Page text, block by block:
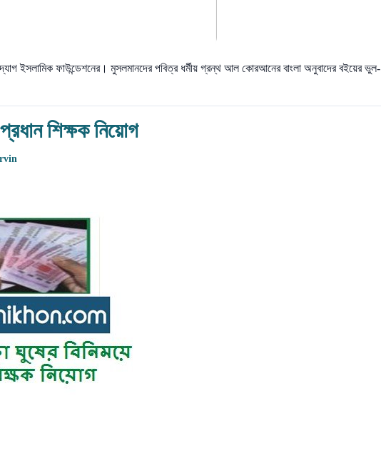
ইসলামিক ফাউন্ডেশনের। মুসলমানদের পবিত্র ধর্মীয় গ্রন্থ আল কোরআনের বাংলা অনুবাদের বইয়ের ভুল-
শিক্ষক নিয়োগ